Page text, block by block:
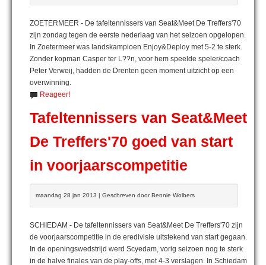
ZOETERMEER - De tafeltennissers van Seat&Meet De Treffers'70
zijn zondag tegen de eerste nederlaag van het seizoen opgelopen.
In Zoetermeer was landskampioen Enjoy&Deploy met 5-2 te sterk.
Zonder kopman Casper ter L??n, voor hem speelde speler/coach
Peter Verweij, hadden de Drenten geen moment uitzicht op een
overwinning.
Reageer!
Tafeltennissers van Seat&Meet
De Treffers'70 goed van start
in voorjaarscompetitie
maandag 28 jan 2013 | Geschreven door Bennie Wolbers
SCHIEDAM - De tafeltennissers van Seat&Meet De Treffers'70 zijn
de voorjaarscompetitie in de eredivisie uitstekend van start gegaan.
In de openingswedstrijd werd Scyedam, vorig seizoen nog te sterk
in de halve finales van de play-offs, met 4-3 verslagen. In Schiedam